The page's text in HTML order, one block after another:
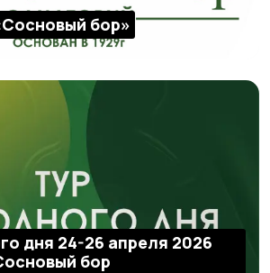
бор»
дня 24-26 апреля 2026
бор